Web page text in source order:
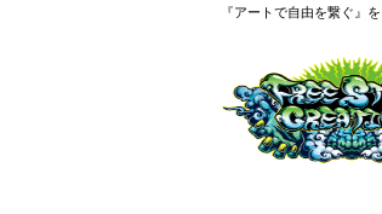
『アートで自由を繋ぐ』